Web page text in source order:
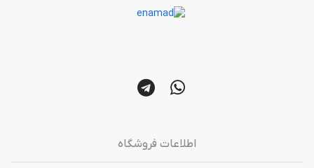
اطلاعات فروشگاه